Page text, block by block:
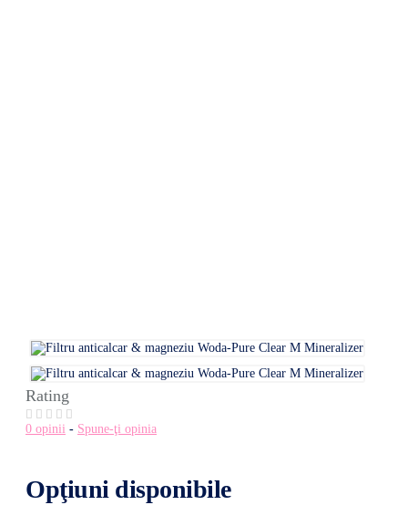
Rating
0 opinii - Spune-ţi opinia
Opţiuni disponibile